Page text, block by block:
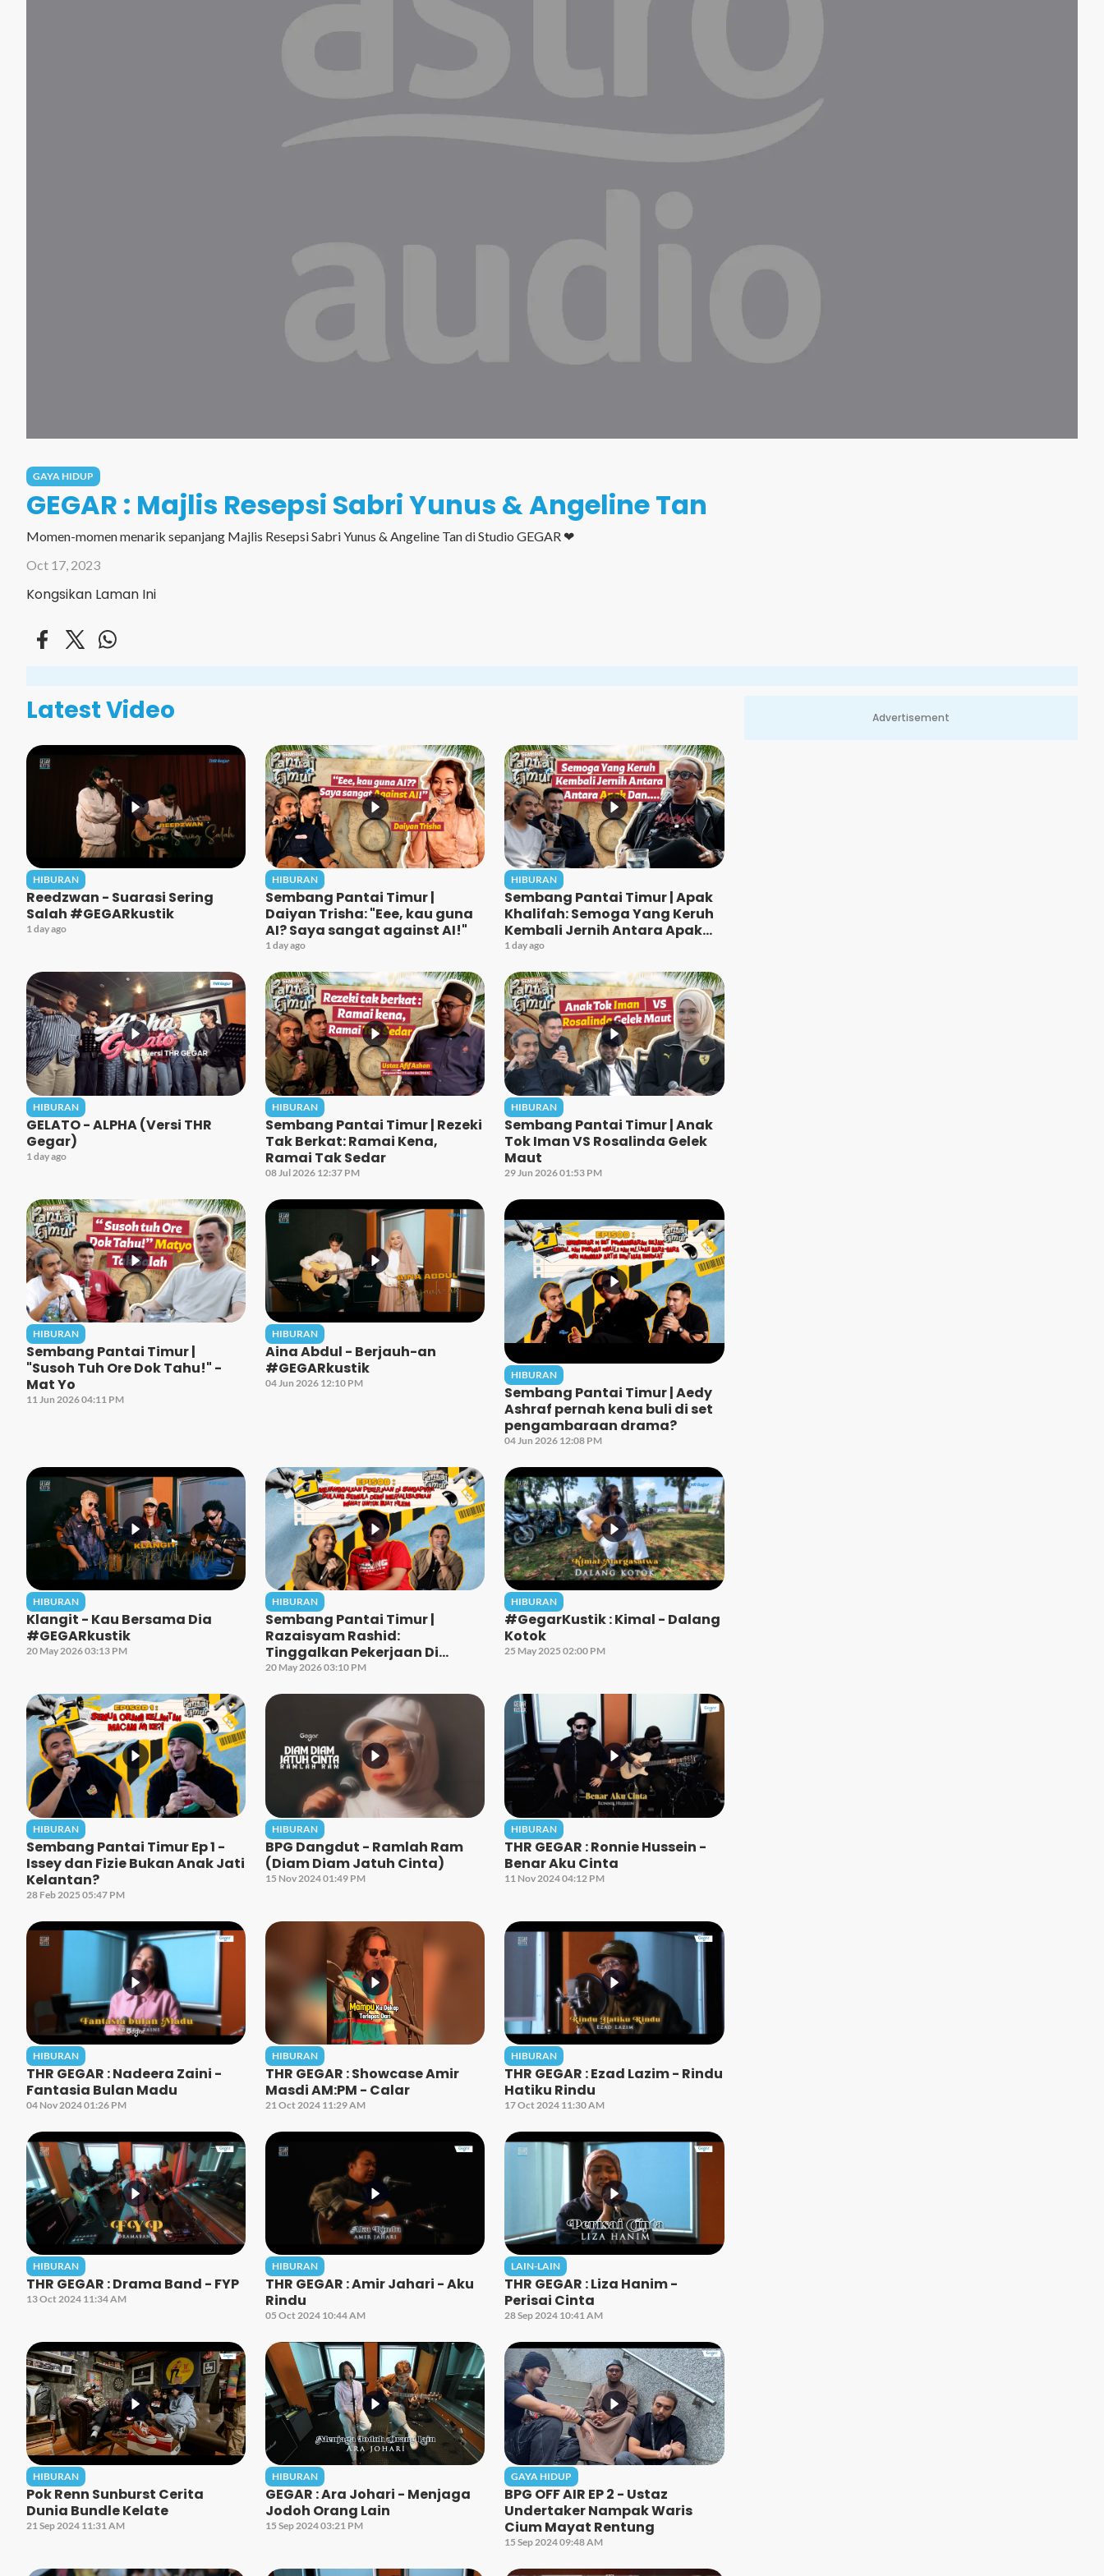
GAYA HIDUP
GEGAR : Majlis Resepsi Sabri Yunus & Angeline Tan
Momen-momen menarik sepanjang Majlis Resepsi Sabri Yunus & Angeline Tan di Studio GEGAR ❤
Oct 17, 2023
Kongsikan Laman Ini
Latest Video
HIBURAN
Reedzwan - Suarasi Sering
Salah #GEGARkustik
1 day ago
HIBURAN
Sembang Pantai Timur |
Daiyan Trisha: "Eee, kau guna
AI? Saya sangat against AI!"
1 day ago
HIBURAN
Sembang Pantai Timur | Apak
Khalifah: Semoga Yang Keruh
Kembali Jernih Antara Apak
Dan…..
1 day ago
HIBURAN
GELATO - ALPHA (Versi THR
Gegar)
1 day ago
HIBURAN
Sembang Pantai Timur | Rezeki
Tak Berkat: Ramai Kena,
Ramai Tak Sedar
08 Jul 2026 12:37 PM
HIBURAN
Sembang Pantai Timur | Anak
Tok Iman VS Rosalinda Gelek
Maut
29 Jun 2026 01:53 PM
HIBURAN
Sembang Pantai Timur |
"Susoh Tuh Ore Dok Tahu!" -
Mat Yo
11 Jun 2026 04:11 PM
HIBURAN
Aina Abdul - Berjauh-an
#GEGARkustik
04 Jun 2026 12:10 PM
HIBURAN
Sembang Pantai Timur | Aedy
Ashraf pernah kena buli di set
pengambaraan drama?
04 Jun 2026 12:08 PM
HIBURAN
Klangit - Kau Bersama Dia
#GEGARkustik
20 May 2026 03:13 PM
HIBURAN
Sembang Pantai Timur |
Razaisyam Rashid:
Tinggalkan Pekerjaan Di
Singapura Untuk Kejar Cita
20 May 2026 03:10 PM
HIBURAN
#GegarKustik : Kimal - Dalang
Kotok
25 May 2025 02:00 PM
HIBURAN
Sembang Pantai Timur Ep 1 -
Issey dan Fizie Bukan Anak Jati
Kelantan?
28 Feb 2025 05:47 PM
HIBURAN
BPG Dangdut - Ramlah Ram
(Diam Diam Jatuh Cinta)
15 Nov 2024 01:49 PM
HIBURAN
THR GEGAR : Ronnie Hussein -
Benar Aku Cinta
11 Nov 2024 04:12 PM
HIBURAN
THR GEGAR : Nadeera Zaini -
Fantasia Bulan Madu
04 Nov 2024 01:26 PM
HIBURAN
THR GEGAR : Showcase Amir
Masdi AM:PM - Calar
21 Oct 2024 11:29 AM
HIBURAN
THR GEGAR : Ezad Lazim - Rindu
Hatiku Rindu
17 Oct 2024 11:30 AM
HIBURAN
THR GEGAR : Drama Band - FYP
13 Oct 2024 11:34 AM
HIBURAN
THR GEGAR : Amir Jahari - Aku
Rindu
05 Oct 2024 10:44 AM
LAIN-LAIN
THR GEGAR : Liza Hanim -
Perisai Cinta
28 Sep 2024 10:41 AM
HIBURAN
Pok Renn Sunburst Cerita
Dunia Bundle Kelate
21 Sep 2024 11:31 AM
HIBURAN
GEGAR : Ara Johari - Menjaga
Jodoh Orang Lain
15 Sep 2024 03:21 PM
GAYA HIDUP
BPG OFF AIR EP 2 - Ustaz
Undertaker Nampak Waris
Cium Mayat Rentung
15 Sep 2024 09:48 AM
Advertisement